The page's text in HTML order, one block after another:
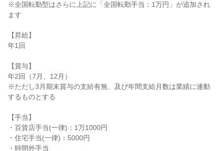
※全国転勤型はさらに上記に「全国転勤手当：1万円」が追加され
ます
【昇給】
年1回
【賞与】
年2回（7月、12月）
※ただし3月期末賞与の支給有無、及び年間支給月数は業績に連動
するものとする
【手当】
・百貨店手当(一律)：1万1000円
・住宅手当(一律)：5000円
・時間外手当